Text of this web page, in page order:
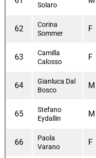
Solaro
62
Corina
Sommer
F
63
Camilla
Calosso
F
64
Gianluca Dal
Bosco
M
65
Stefano
Eydallin
M
66
Paola
Varano
F